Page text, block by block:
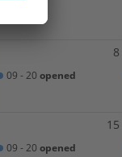
8
09 - 20 opened
15
09 - 20 opened